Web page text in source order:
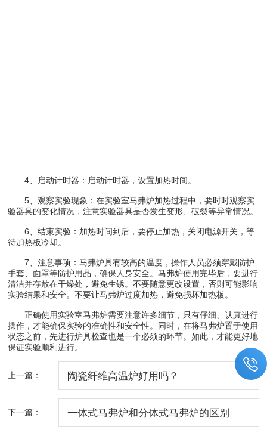
4、启动计时器：启动计时器，设置加热时间。
5、观察实验现象：在实验室马弗炉加热过程中，要时时观察实
验器具的变化情况，注意实验器具是否发生变形、破裂等异常情况。
6、结束实验：加热时间到后，要停止加热，关闭电源开关，等
待加热板冷却。
7、注意事项：马弗炉具有较高的温度，操作人员必须穿戴防护
手套、面罩等防护用品，确保人身安全。马弗炉使用完毕后，要进行
清洁并存放在干燥处，避免生锈。不要随意更改设置，否则可能影响
实验结果和安全。不要让马弗炉过度加热，避免损坏加热板。
正确使用实验室马弗炉需要注意许多细节，只有仔细、认真进行
操作，才能确保实验的准确性和安全性。同时，在将马弗炉置于使用
状态之前，先进行炉具检查也是一个必须的环节。如此，才能更好地
保证实验顺利进行。
上一篇： 陶瓷纤维高温炉好用吗？
下一篇： 一体式马弗炉和分体式马弗炉的区别